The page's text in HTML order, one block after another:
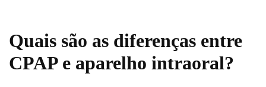
Quais são as diferenças entre
CPAP e aparelho intraoral?